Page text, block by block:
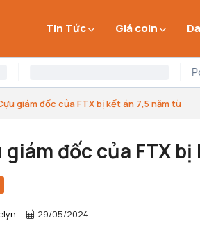
Tin Tức Giá coin
giám đốc của FTX bị kết án 7,5 năm tù
giám đốc của FTX
29/05/2024